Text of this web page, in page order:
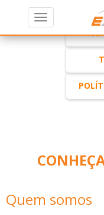
Navegação
Alternar
navegação
Destaque
Quem somos